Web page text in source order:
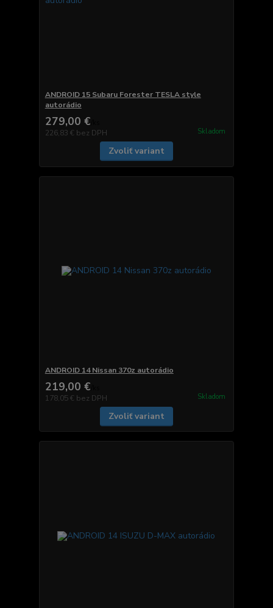
ANDROID 15 Subaru Forester TESLA style
autorádio
279,00 €
226,83 € bez DPH Skladom
Zvoliť variant
ANDROID 14 Nissan 370z autorádio
219,00 €
178,05 € bez DPH Skladom
Zvoliť variant